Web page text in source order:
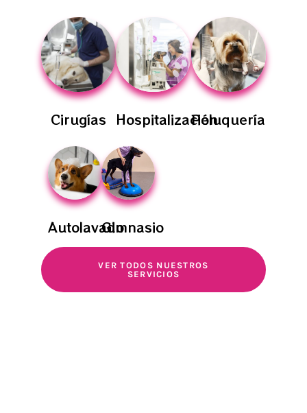
Cirugías HospitalizaciónPeluquería
AutolavadoGimnasio
VER TODOS NUESTROS
SERVICIOS